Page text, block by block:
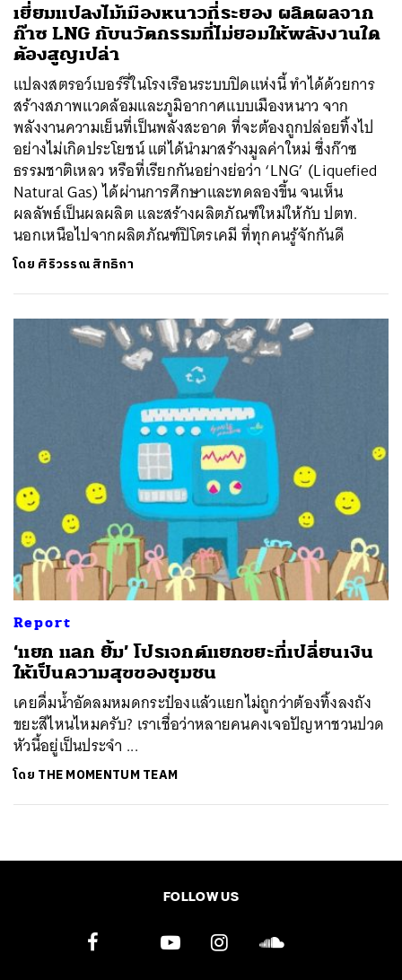
เยี่ยมแปลงไม้เมืองหนาวที่ระยอง ผลิตผลจาก
ก๊าซ LNG กับนวัตกรรมที่ไม่ยอมให้พลังงานใด
ต้องสูญเปล่า
แปลงสตรอว์เบอร์รี่ในโรงเรือนระบบปิดแห่งนี้ ทำได้ด้วยการ
สร้างสภาพแวดล้อมและภูมิอากาศแบบเมืองหนาว จาก
พลังงานความเย็นที่เป็นพลังสะอาด ที่จะต้องถูกปล่อยทิ้งไป
อย่างไม่เกิดประโยชน์ แต่ได้นำมาสร้างมูลค่าใหม่ ซึ่งก๊าซ
ธรรมชาติเหลว หรือที่เรียกกันอย่างย่อว่า ‘LNG’ (Liquefied
Natural Gas) ได้ผ่านการศึกษาและทดลองขึ้น จนเห็น
ผลลัพธ์เป็นผลผลิต และสร้างผลิตภัณฑ์ใหม่ให้กับ ปตท.
นอกเหนือไปจากผลิตภัณฑ์ปิโตรเคมี ที่ทุกคนรู้จักกันดี
โดย ศิริวรรณ สิทธิกา
Report
‘แยก แลก ยิ้ม’ โปรเจกต์แยกขยะที่เปลี่ยนเงิน
ให้เป็นความสุขของชุมชน
เคยดื่มน้ำอัดลมหมดกระป๋องแล้วแยกไม่ถูกว่าต้องทิ้งลงถัง
ขยะสีไหนไหมครับ? เราเชื่อว่าหลายคนคงเจอปัญหาชวนปวด
หัวนี้อยู่เป็นประจำ ...
โดย THE MOMENTUM TEAM
FOLLOW US